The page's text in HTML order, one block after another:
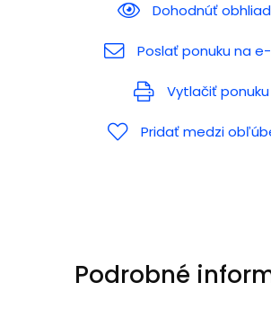
Dohodnúť
Poslať ponuku na
Vytlačiť ponuku
Pridať medzi
Podrobné